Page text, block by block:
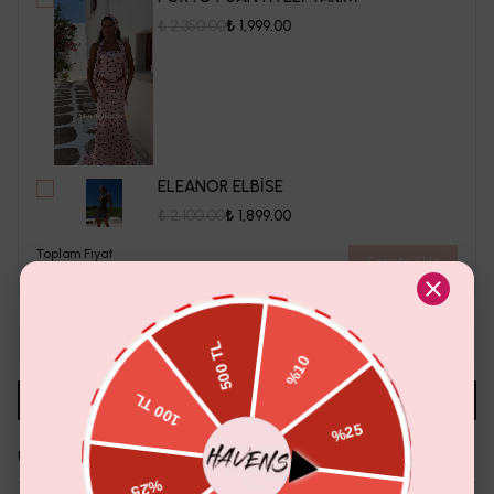
₺ 1,999.00
ELEANOR ELBİSE
₺ 1,899.00
Toplam Fiyat
₺ 1,650.00 Sepete Ekle
Sepete Ekle
Aradığın Beden Tükendi Mi? Whatsapp'tan Sor
Ürün Detayı